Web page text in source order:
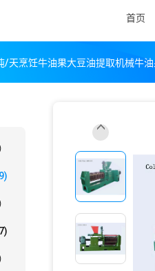
首页
/天烹饪牛油果大豆油提取机械牛